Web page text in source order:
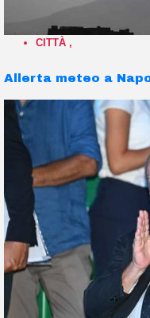
CITTÀ ,
Allerta meteo a